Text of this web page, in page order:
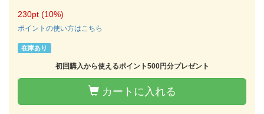
230pt (10%)
ポイントの使い方はこちら
在庫あり
初回購入から使えるポイント500円分プレゼント
カートに入れる